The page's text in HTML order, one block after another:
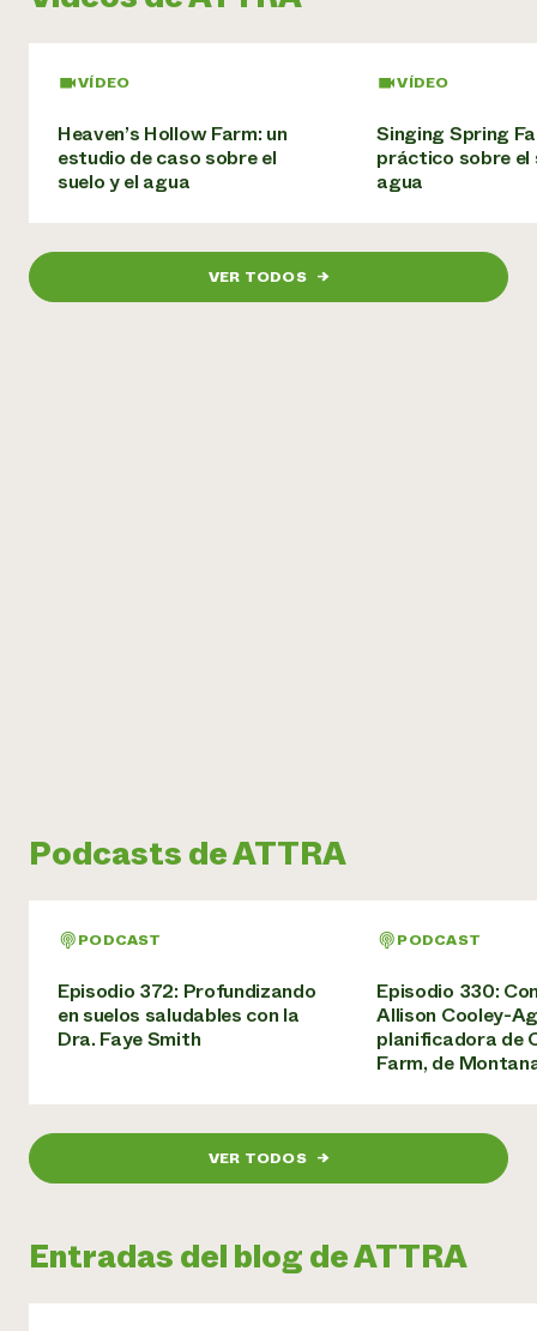
un
Llame a la
directa de
VÍDEO
Heaven’s Hollow Farm: un
estudio de caso sobre el
suelo y el agua
VÍDEO
Singing Spring
práctico sobre el
agua
VER TODOS →
Podcasts de ATTRA
PODCAST
Episodio 372: Profundizando
en suelos saludables con la
Dra. Faye Smith
PODCAST
Episodio 330:
Allison Cooley-
planificadora de
Farm, de
VER TODOS →
Entradas del blog de ATTRA